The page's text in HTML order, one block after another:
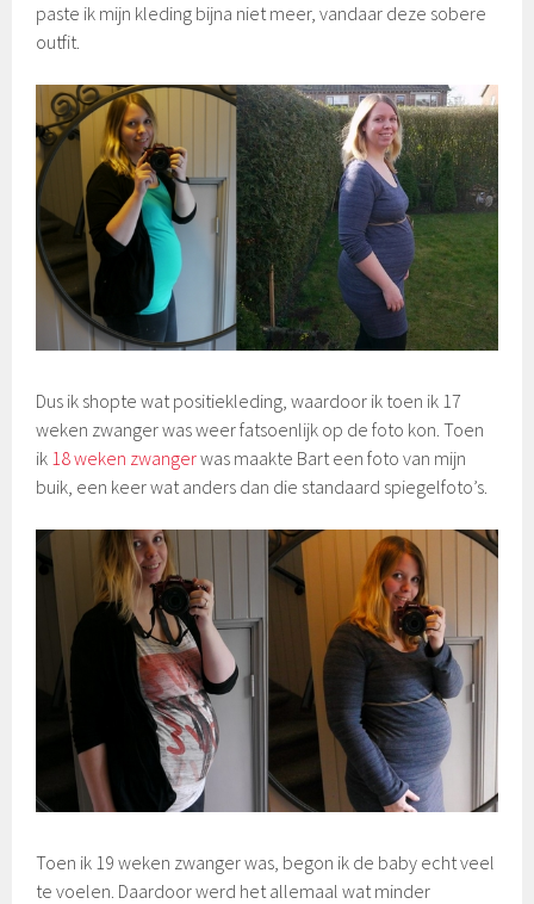
paste ik mijn kleding bijna niet meer, vandaar deze sobere
outfit.
Dus ik shopte wat positiekleding, waardoor ik toen ik 17
weken zwanger was weer fatsoenlijk op de foto kon. Toen
ik 18 weken zwangerwas maakte Bart een foto van mijn
buik, een keer wat anders dan die standaard spiegelfoto’s.
Toen ik 19 weken zwanger was, begon ik de baby echt veel
te voelen. Daardoor werd het allemaal wat minder